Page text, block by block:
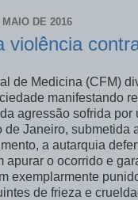
DE 2016
violência
de Medicina (CFM)
manifestando
agressão sofrida por
de Janeiro, submetida
a autarquia
apurar o ocorrido e
exemplarmente
de frieza e